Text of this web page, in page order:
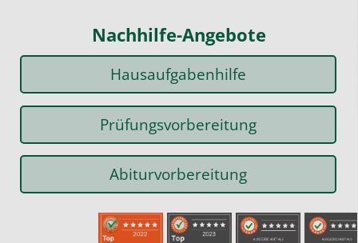
Nachhilfe-Angebote
Hausaufgabenhilfe
Prüfungsvorbereitung
Abiturvorbereitung